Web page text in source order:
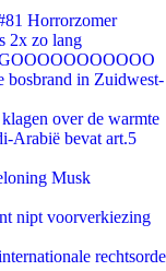
Horrorzomer
2x zo lang
bosbrand in Zuidwest-
over de warmte
Arabië bevat art.5
Musk
nipt voorverkiezing
rechtsorde